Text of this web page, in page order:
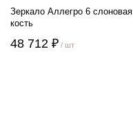
Зеркало Аллегро 6 слоновая
кость
48 712 ₽ / шт